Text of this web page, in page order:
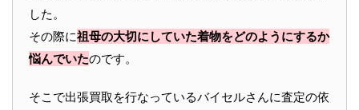
した。
その際に祖母の大切にしていた着物をどのようにするか
悩んでいたのです。
そこで出張買取を行なっているバイセルさんに査定の依